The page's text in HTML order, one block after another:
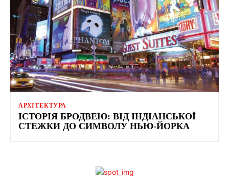
АРХІТЕКТУРА
ІСТОРІЯ БРОДВЕЮ: ВІД ІНДІАНСЬКОЇ
СТЕЖКИ ДО СИМВОЛУ НЬЮ-ЙОРКА